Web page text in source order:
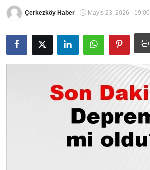
Spor Haberleri
Teknoloji Haberleri
Çerkezköy Haber Mayıs 23, 2026 - 19:00